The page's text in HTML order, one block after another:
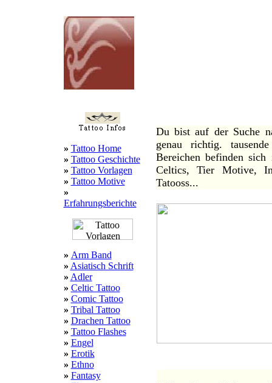
» Tattoo Home
» Tattoo Geschichte
» Tattoo Vorlagen
» Tattoo Motive
»
Erfahrungsberichte
» Arm Band
» Asiatisch Schrift
» Adler
» Celtic Tattoo
» Comic Tattoo
» Tribal Tattoo
» Drachen Tattoo
» Tattoo Flashes
» Engel
» Erotik
» Ethno
» Fantasy
Du bist auf der Suche
genau richtig.
Bereichen befinden
Celtics, Tier Motive,
Tatooss...